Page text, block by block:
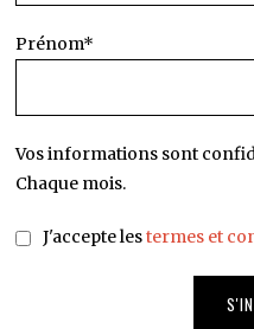
Prénom*
Vos informations sont
Chaque mois.
J'accepte lestermes et